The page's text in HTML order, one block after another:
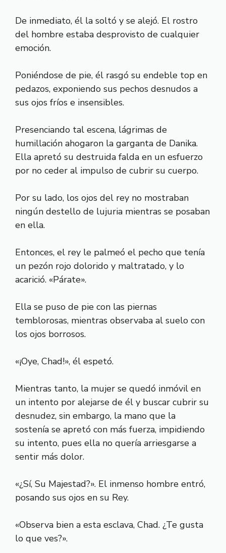
De inmediato, él la soltó y se alejó. El rostro
del hombre estaba desprovisto de cualquier
emoción.
Poniéndose de pie, él rasgó su endeble top en
pedazos, exponiendo sus pechos desnudos a
sus ojos fríos e insensibles.
Presenciando tal escena, lágrimas de
humillación ahogaron la garganta de Danika.
Ella apretó su destruida falda en un esfuerzo
por no ceder al impulso de cubrir su cuerpo.
Por su lado, los ojos del rey no mostraban
ningún destello de lujuria mientras se posaban
en ella.
Entonces, el rey le palmeó el pecho que tenía
un pezón rojo dolorido y maltratado, y lo
acarició. «Párate».
Ella se puso de pie con las piernas
temblorosas, mientras observaba al suelo con
los ojos borrosos.
«¡Oye, Chad!», él espetó.
Mientras tanto, la mujer se quedó inmóvil en
un intento por alejarse de él y buscar cubrir su
desnudez, sin embargo, la mano que la
sostenía se apretó con más fuerza, impidiendo
su intento, pues ella no quería arriesgarse a
sentir más dolor.
«¿Sí, Su Majestad?». El inmenso hombre entró,
posando sus ojos en su Rey.
«Observa bien a esta esclava, Chad. ¿Te gusta
lo que ves?».